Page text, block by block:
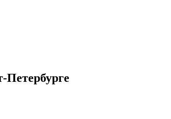
Петербурге